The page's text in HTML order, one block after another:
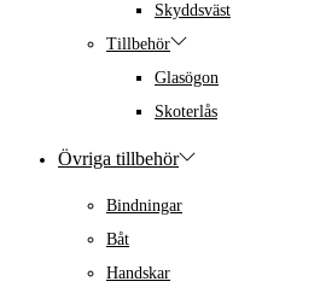
Skyddsväst
Tillbehör
Glasögon
Skoterlås
Övriga tillbehör
Bindningar
Båt
Handskar